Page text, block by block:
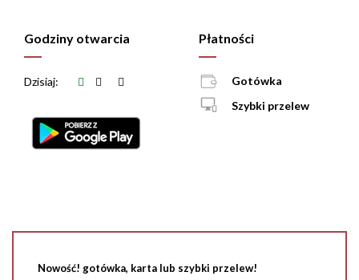
Godziny otwarcia
Dzisiaj:
Płatności
Gotówka
Szybki przelew
Nowość! gotówka, karta lub szybki przelew!